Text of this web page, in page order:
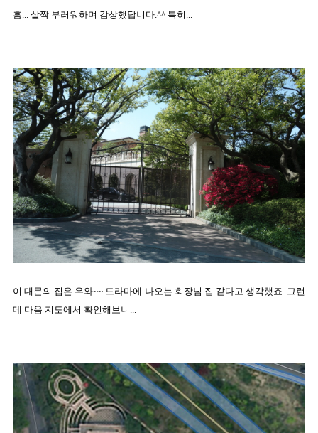
흠... 살짝 부러워하며 감상했답니다.^^ 특히...
이 대문의 집은 우와~~ 드라마에 나오는 회장님 집 같다고 생각했죠. 그런
데 다음 지도에서 확인해보니...